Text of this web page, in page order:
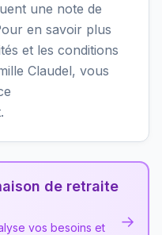
une note de
en savoir plus
et les conditions
Claudel, vous
de retraite
vos besoins et
→